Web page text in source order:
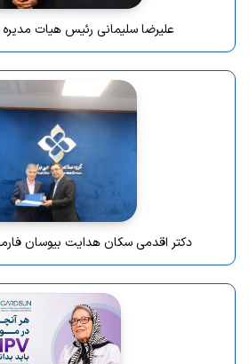
علیرضا سلیمانی رئیس هیات
دکتر اقدمی سکان هدایت بیوسان